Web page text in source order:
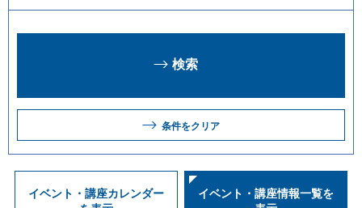
条件をクリア
イベント・講座カレンダー
イベント・講座情報一覧を